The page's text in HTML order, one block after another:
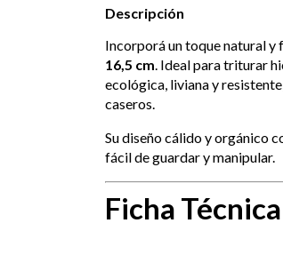
Descripción
Incorporá un toque natural y
16,5 cm. Ideal para triturar
ecológica, liviana y
caseros.
Su diseño cálido y orgánico
fácil de guardar y manipular.
Ficha Técnica